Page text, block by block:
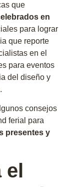
que
en
para lograr
que reporte
en el
para eventos
del diseño y
consejos
ferial para
presentes y
el